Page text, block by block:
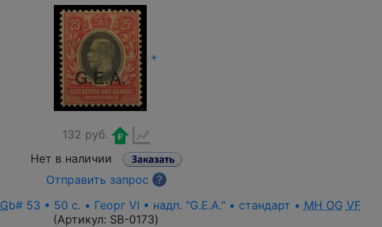
+
132 руб.
Нет в наличии
Отправить запрос
?
Gb# 53 • 50 c. • Георг VI • надп. "G.E.A." • стандарт • MH OG VF
(Артикул: SB-0173)